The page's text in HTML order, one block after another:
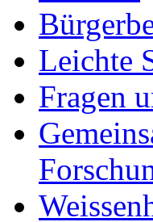
Leichte
Fragen